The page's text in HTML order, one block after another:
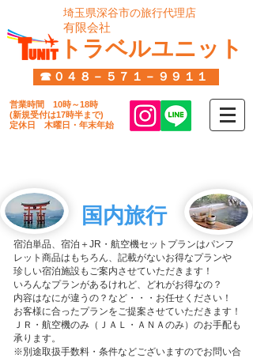
​埼玉県深谷市の旅行代理店
​有限会社
トラベルユニット
☎０４８－５７１－９９１１
営業時間 10時～18時
​(新規受付は17時半まで)
定休日 木曜日・年末年始​
​国内旅行
宿泊単品、宿泊＋JR・航空機セットプランはパンフ
レット商品はもちろん、記載がないお得なプランや
珍しい宿泊施設もご案内させていただきます！
いろんなプランがあるけれど、どれがお得なの？
内容はなにが違うの？など・・・お任せください！
お客様に合ったプランをご提案させていただきます！
ＪＲ・航空機のみ（ＪＡＬ・ＡＮＡのみ）のお手配も
承ります。
​※別途取扱手数料・条件などございますのでお問い合